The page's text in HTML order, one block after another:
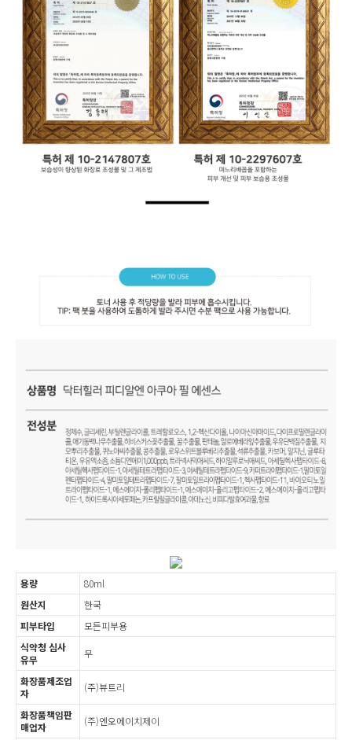
용량
80ml
원산지
한국
피부타입
모든피부용
식약청 심사
유무
무
화장품제조업
자
(주)뷰트리
화장품책임판
매업자
(주)엔오에이치제이